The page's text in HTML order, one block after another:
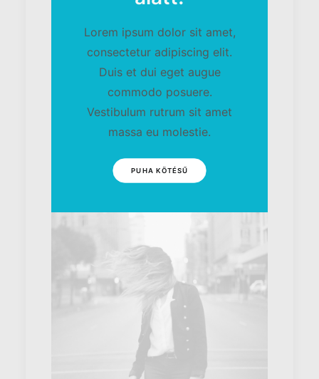
Lorem ipsum dolor sit amet,
consectetur adipiscing elit.
Duis et dui eget augue
commodo posuere.
Vestibulum rutrum sit amet
massa eu molestie.
PUHA KÖTÉSŰ